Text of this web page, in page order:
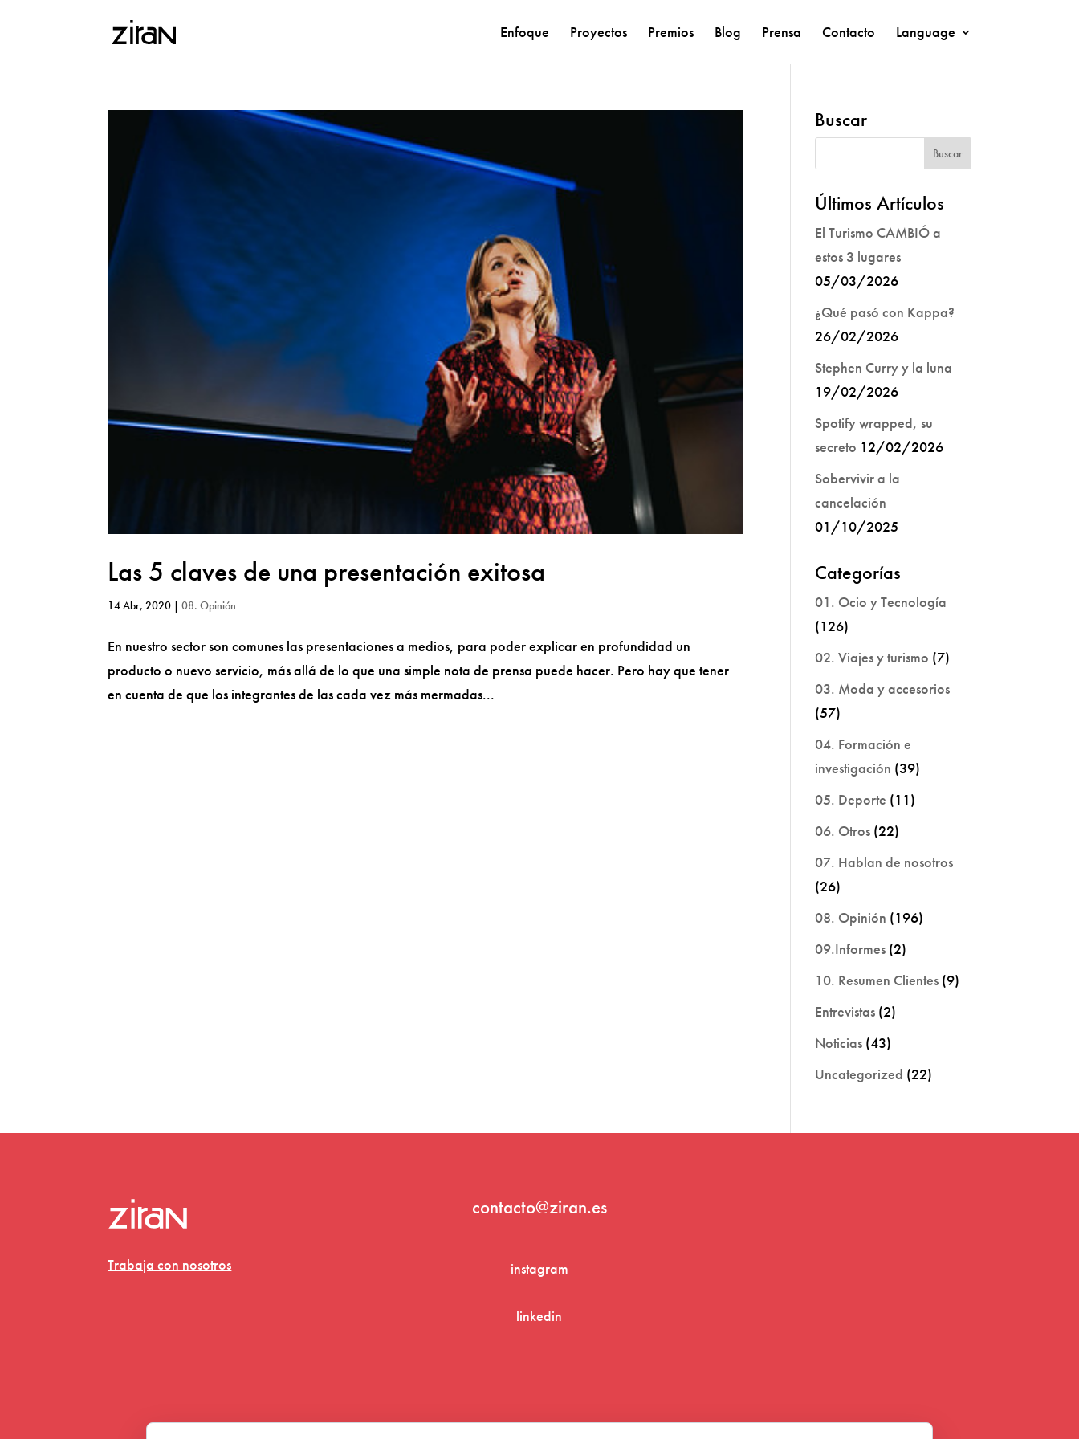
Enfoque Proyectos Premios Blog Prensa Contacto Language
Las 5 claves de una presentación exitosa
14 Abr, 2020 |08. Opinión
En nuestro sector son comunes las presentaciones a medios, para poder explicar en profundidad un
producto o nuevo servicio, más allá de lo que una simple nota de prensa puede hacer. Pero hay que tener
en cuenta de que los integrantes de las cada vez más mermadas...
Buscar
Últimos Artículos
El Turismo CAMBIÓ a
estos 3 lugares
05/03/2026
¿Qué pasó con Kappa?
26/02/2026
Stephen Curry y la luna
19/02/2026
Spotify wrapped, su
secreto 12/02/2026
Sobervivir a la
cancelación
01/10/2025
Categorías
01. Ocio y Tecnología
(126)
02. Viajes y turismo (7)
03. Moda y accesorios
(57)
04. Formación e
investigación (39)
05. Deporte (11)
06. Otros (22)
07. Hablan de nosotros
(26)
08. Opinión (196)
09.Informes (2)
10. Resumen Clientes (9)
Entrevistas (2)
Noticias (43)
Uncategorized (22)
Trabaja con nosotros
contacto@ziran.es
instagram
linkedin